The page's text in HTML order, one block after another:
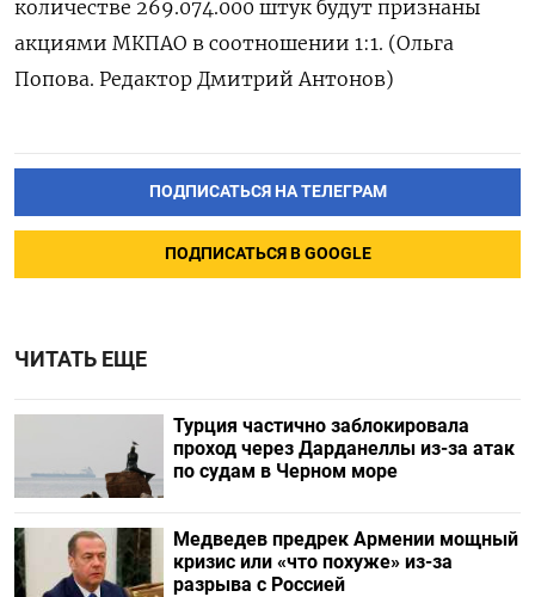
количестве 269.074.000 штук будут признаны
акциями МКПАО в соотношении 1:1. (Ольга
Попова. Редактор Дмитрий Антонов)
ПОДПИСАТЬСЯ НА ТЕЛЕГРАМ
ПОДПИСАТЬСЯ В GOOGLE
ЧИТАТЬ ЕЩЕ
Турция частично заблокировала
проход через Дарданеллы из-за атак
по судам в Черном море
Медведев предрек Армении мощный
кризис или «что похуже» из-за
разрыва с Россией